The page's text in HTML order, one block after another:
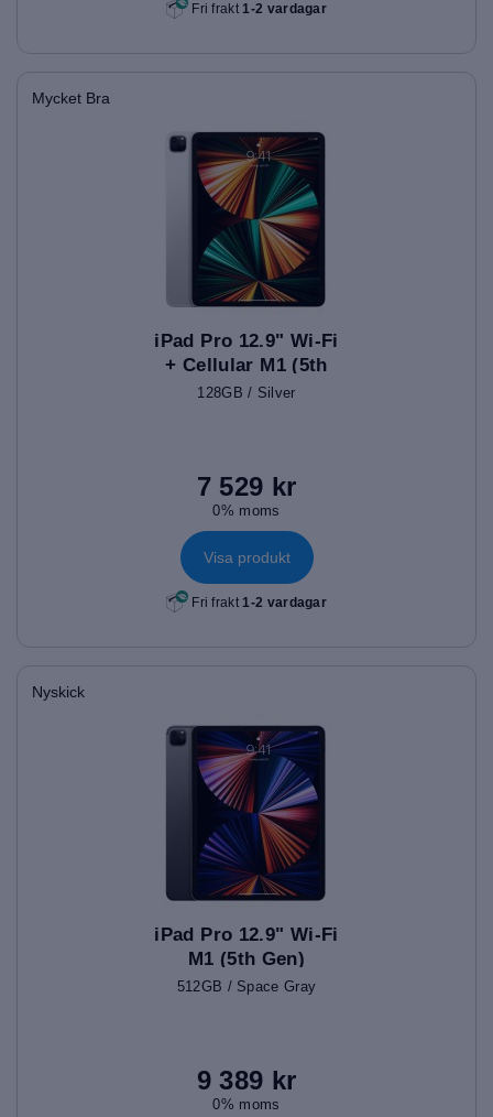
Fri frakt1-2 vardagar
Mycket Bra
iPad Pro 12.9" Wi-Fi
+ Cellular M1 (5th
Gen)
128GB / Silver
7 529 kr
0% moms
Visa produkt
Fri frakt1-2 vardagar
Nyskick
iPad Pro 12.9" Wi-Fi
M1 (5th Gen)
512GB / Space Gray
9 389 kr
0% moms